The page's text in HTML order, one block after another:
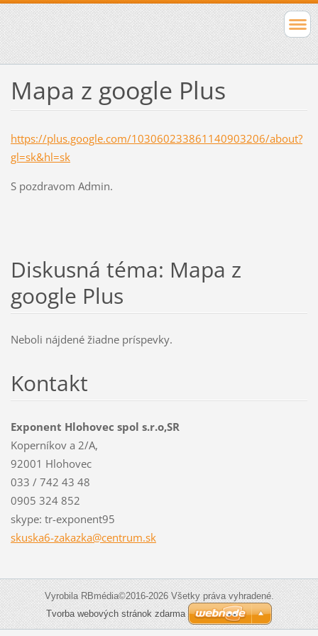
Mapa z google Plus
https://plus.google.com/103060233861140903206/about?
gl=sk&hl=sk
S pozdravom Admin.
Diskusná téma: Mapa z
google Plus
Neboli nájdené žiadne príspevky.
Kontakt
Exponent Hlohovec spol s.r.o,SR
Koperníkov a 2/A,
92001 Hlohovec
033 / 742 43 48
0905 324 852
skype: tr-exponent95
skuska6-zakazka@centrum.sk
Vyrobila RBmédia©2016-2026 Všetky práva vyhradené.
Tvorba webových stránok zdarma